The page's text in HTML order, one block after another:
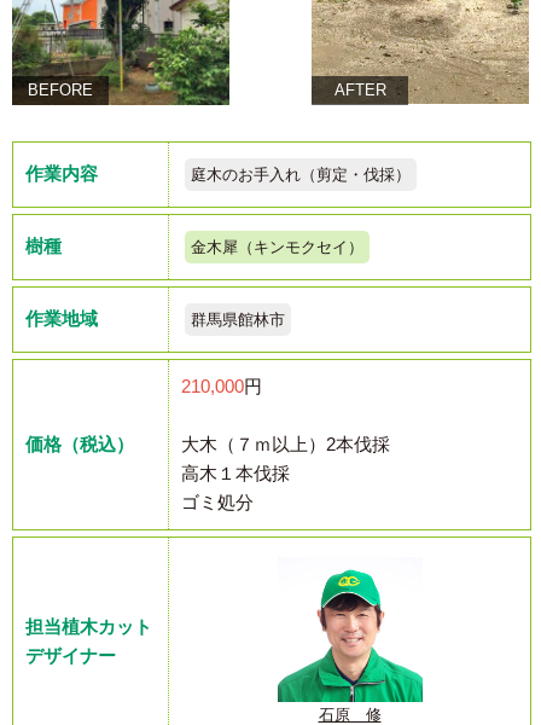
BEFORE AFTER
作業内容 庭木のお手入れ（剪定・伐採）
樹種 金木犀（キンモクセイ）
作業地域 群馬県館林市
価格（税込）
210,000円
大木（７ｍ以上）2本伐採
高木１本伐採
ゴミ処分
担当植木カット
デザイナー
石原 修